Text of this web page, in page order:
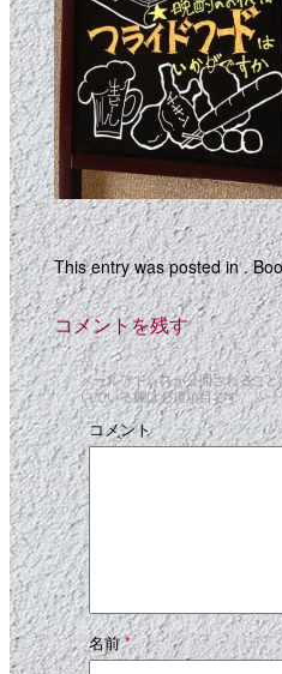
This entry was posted in .
コメントを残す
メールアドレスが公開されるこ
いている欄は必須項目です
コメント
名前*